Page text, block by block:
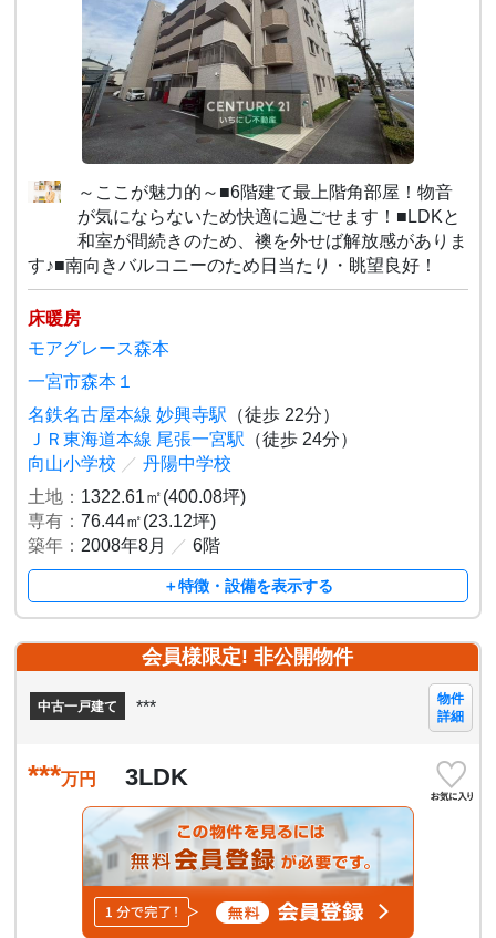
～ここが魅力的～■6階建て最上階角部屋！物音
が気にならないため快適に過ごせます！■LDKと
和室が間続きのため、襖を外せば解放感がありま
す♪■南向きバルコニーのため日当たり・眺望良好！
床暖房
モアグレース森本
一宮市森本１
名鉄名古屋本線 妙興寺駅 （徒歩 22分）
ＪＲ東海道本線 尾張一宮駅 （徒歩 24分）
向山小学校 ／ 丹陽中学校
土地： 1322.61㎡(400.08坪)
専有：76.44㎡(23.12坪)
築年： 2008年8月 ／ 6階
＋特徴・設備を表示する
会員様限定! 非公開物件
中古一戸建て ***
物件
詳細
***万円 3LDK